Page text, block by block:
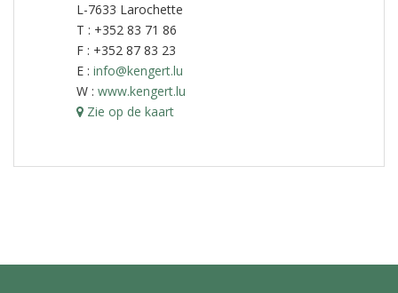
L-7633 Larochette
T : +352 83 71 86
F : +352 87 83 23
E : info@kengert.lu
W : www.kengert.lu
Zie op de kaart